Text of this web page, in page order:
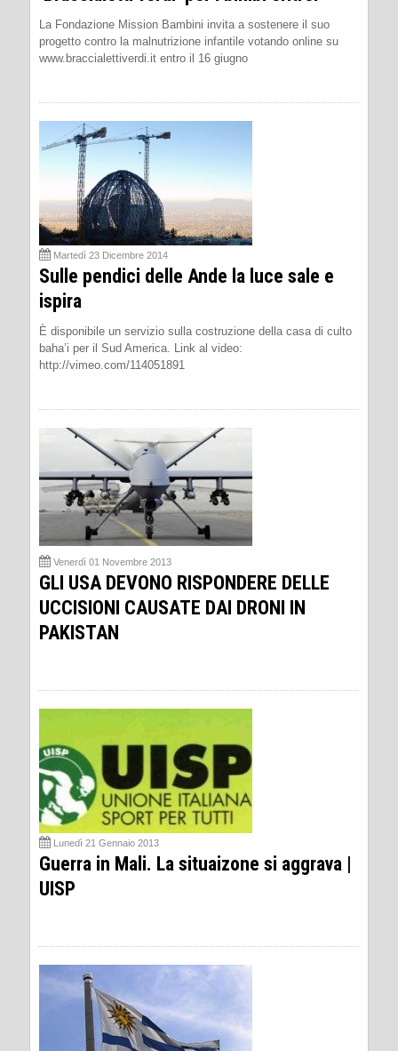
La Fondazione Mission Bambini invita a sostenere il suo
progetto contro la malnutrizione infantile votando online su
www.braccialettiverdi.it entro il 16 giugno
Martedì 23 Dicembre 2014
Sulle pendici delle Ande la luce sale e
ispira
È disponibile un servizio sulla costruzione della casa di culto
baha’i per il Sud America. Link al video:
http://vimeo.com/114051891
Venerdì 01 Novembre 2013
GLI USA DEVONO RISPONDERE DELLE
UCCISIONI CAUSATE DAI DRONI IN
PAKISTAN
Lunedì 21 Gennaio 2013
Guerra in Mali. La situaizone si aggrava |
UISP